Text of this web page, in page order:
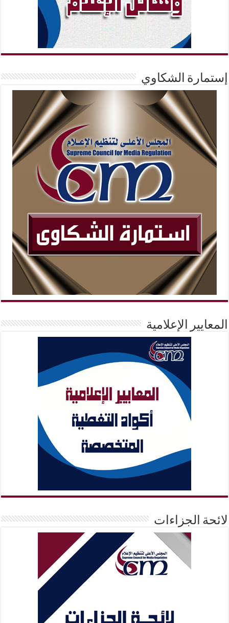
إستمارة الشكاوي
المعايير الإعلامية
لائحة الجزاءات